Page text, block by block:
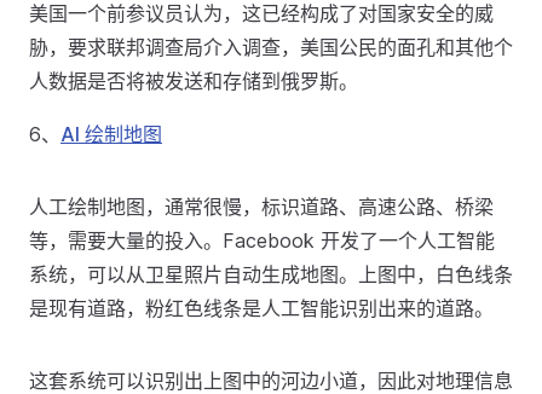
美国一个前参议员认为，这已经构成了对国家安全的威
胁，要求联邦调查局介入调查，美国公民的面孔和其他个
人数据是否将被发送和存储到俄罗斯。
6、 AI 绘制地图
人工绘制地图，通常很慢，标识道路、高速公路、桥梁
等，需要大量的投入。Facebook 开发了一个人工智能
系统，可以从卫星照片自动生成地图。上图中，白色线条
是现有道路，粉红色线条是人工智能识别出来的道路。
这套系统可以识别出上图中的河边小道，因此对地理信息